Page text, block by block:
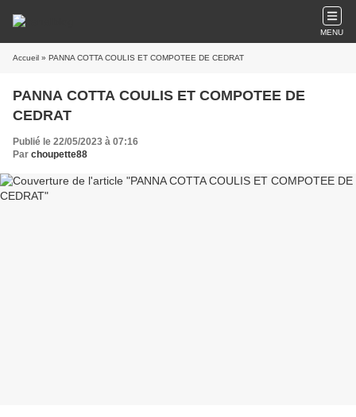
MENU
Accueil » PANNA COTTA COULIS ET COMPOTEE DE CEDRAT
PANNA COTTA COULIS ET COMPOTEE DE
CEDRAT
Publié le 22/05/2023 à 07:16
Par choupette88